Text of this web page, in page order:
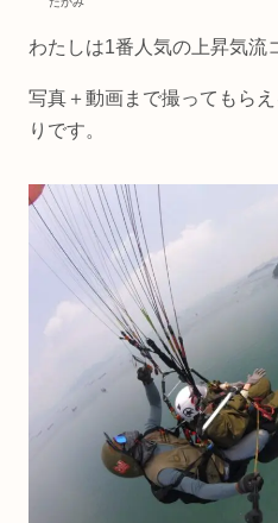
わたしは1番人気の上昇気流
写真＋動画まで撮ってもら
りです。